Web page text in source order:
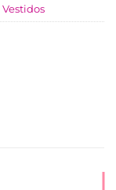
Vestidos